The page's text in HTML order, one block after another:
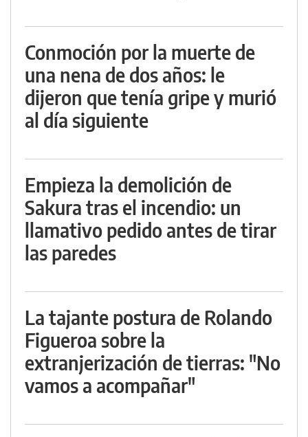
Conmoción por la muerte de
una nena de dos años: le
dijeron que tenía gripe y murió
al día siguiente
Empieza la demolición de
Sakura tras el incendio: un
llamativo pedido antes de tirar
las paredes
La tajante postura de Rolando
Figueroa sobre la
extranjerización de tierras: "No
vamos a acompañar"